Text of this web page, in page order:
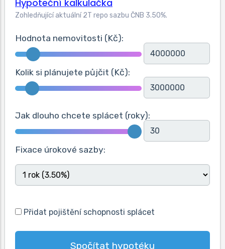
Hypoteční kalkulačka
Zohledňující aktuální 2T repo sazbu ČNB 3.50%.
Hodnota nemovitosti (Kč):
Kolik si plánujete půjčit (Kč):
Jak dlouho chcete splácet (roky):
Fixace úrokové sazby:
Přidat pojištění schopnosti splácet
Spočítat hypotéku